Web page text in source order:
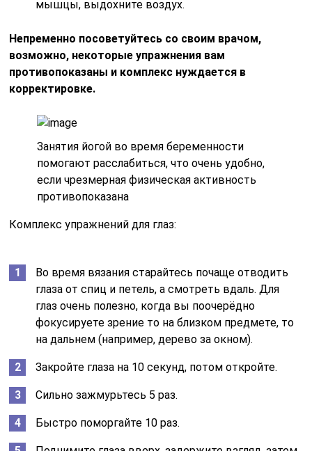
мышцы, выдохните воздух.
Непременно посоветуйтесь со своим врачом,
возможно, некоторые упражнения вам
противопоказаны и комплекс нуждается в
корректировке.
Занятия йогой во время беременности
помогают расслабиться, что очень удобно,
если чрезмерная физическая активность
противопоказана
Комплекс упражнений для глаз:
Во время вязания старайтесь почаще отводить
глаза от спиц и петель, а смотреть вдаль. Для
глаз очень полезно, когда вы поочерёдно
фокусируете зрение то на близком предмете, то
на дальнем (например, дерево за окном).
Закройте глаза на 10 секунд, потом откройте.
Сильно зажмурьтесь 5 раз.
Быстро поморгайте 10 раз.